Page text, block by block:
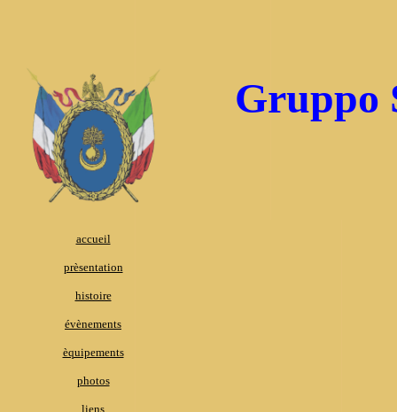
accueil
prèsentation
histoire
évènements
èquipements
photos
liens
Gruppo